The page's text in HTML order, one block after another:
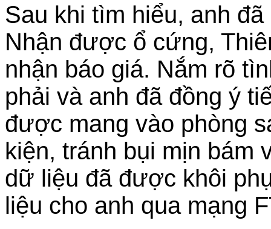
Sau khi tìm hiểu, anh
Nhận được ổ cứng,
nhận báo giá. Nắm rõ
phải và anh đã đồng ý
được mang vào phòng
kiện, tránh bụi mịn bám
dữ liệu đã được khôi
liệu cho anh qua mạng